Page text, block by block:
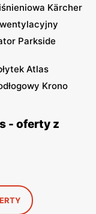
Kärcher
Parkside
Atlas
Krono
- oferty z